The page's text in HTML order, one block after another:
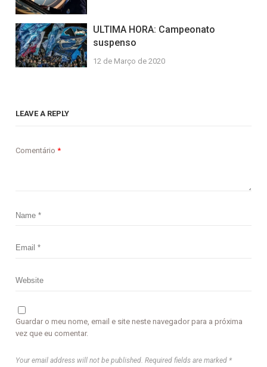
ULTIMA HORA: Campeonato
suspenso
12 de Março de 2020
LEAVE A REPLY
Comentário*
Guardar o meu nome, email e site neste navegador para a próxima
vez que eu comentar.
Your email address will not be published. Required fields are marked *